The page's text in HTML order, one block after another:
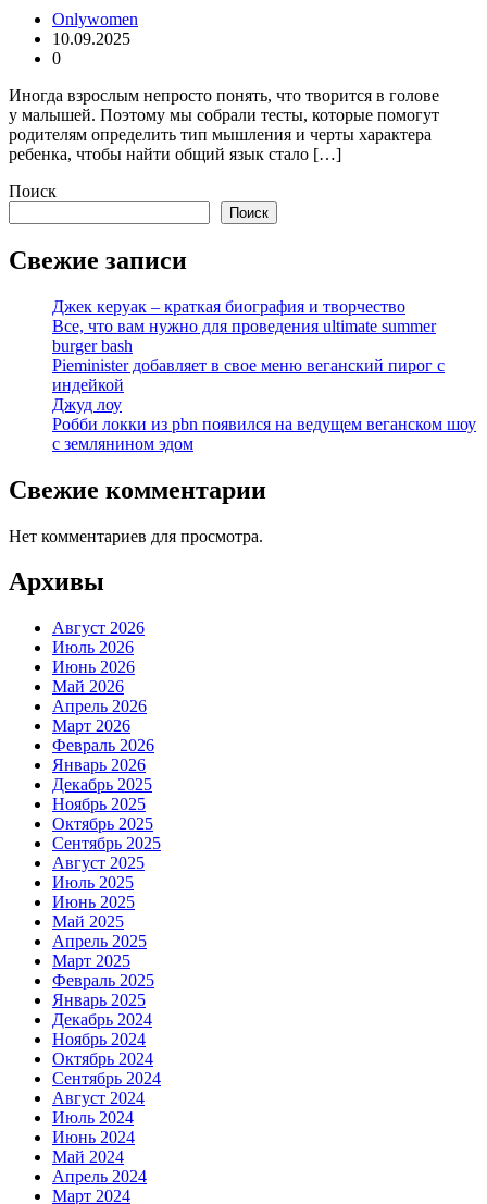
Onlywomen
10.09.2025
0
Иногда взрослым непросто понять, что творится в голове
у малышей. Поэтому мы собрали тесты, которые помогут
родителям определить тип мышления и черты характера
ребенка, чтобы найти общий язык стало […]
Поиск
Поиск
Свежие записи
Джек керуак – краткая биография и творчество
Все, что вам нужно для проведения ultimate summer
burger bash
Pieminister добавляет в свое меню веганский пирог с
индейкой
Джуд лоу
Робби локки из pbn появился на ведущем веганском шоу
с землянином эдом
Свежие комментарии
Нет комментариев для просмотра.
Архивы
Август 2026
Июль 2026
Июнь 2026
Май 2026
Апрель 2026
Март 2026
Февраль 2026
Январь 2026
Декабрь 2025
Ноябрь 2025
Октябрь 2025
Сентябрь 2025
Август 2025
Июль 2025
Июнь 2025
Май 2025
Апрель 2025
Март 2025
Февраль 2025
Январь 2025
Декабрь 2024
Ноябрь 2024
Октябрь 2024
Сентябрь 2024
Август 2024
Июль 2024
Июнь 2024
Май 2024
Апрель 2024
Март 2024